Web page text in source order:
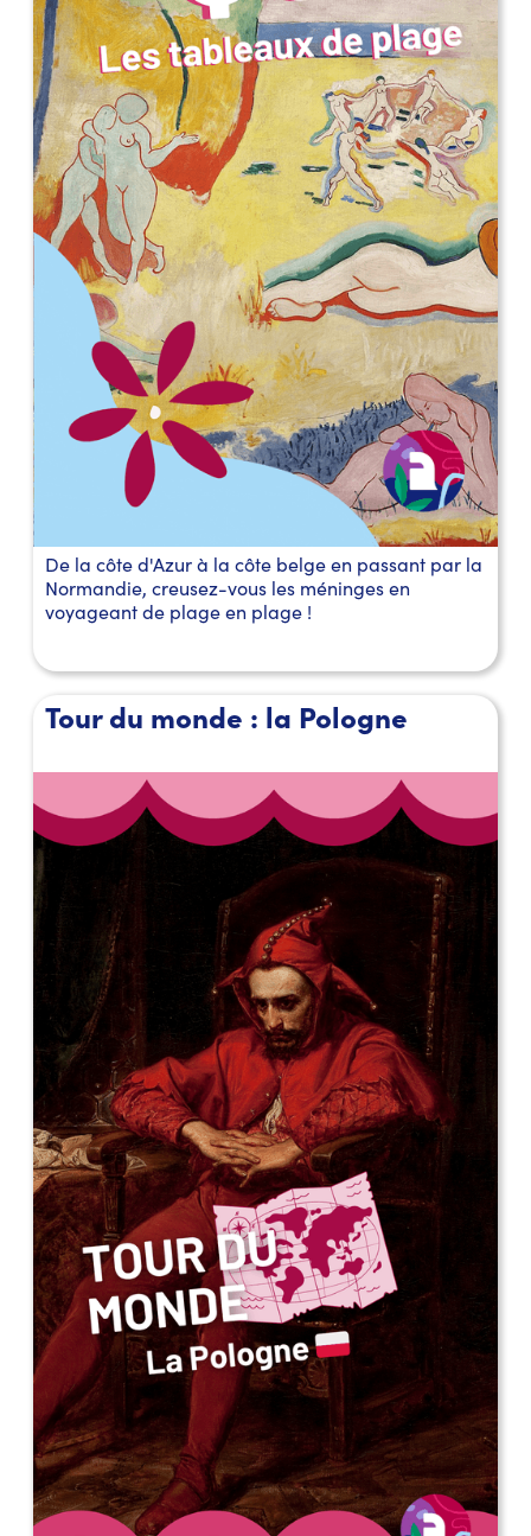
De la côte d'Azur à la côte belge en passant par la
Normandie, creusez-vous les méninges en
voyageant de plage en plage !
Tour du monde : la Pologne